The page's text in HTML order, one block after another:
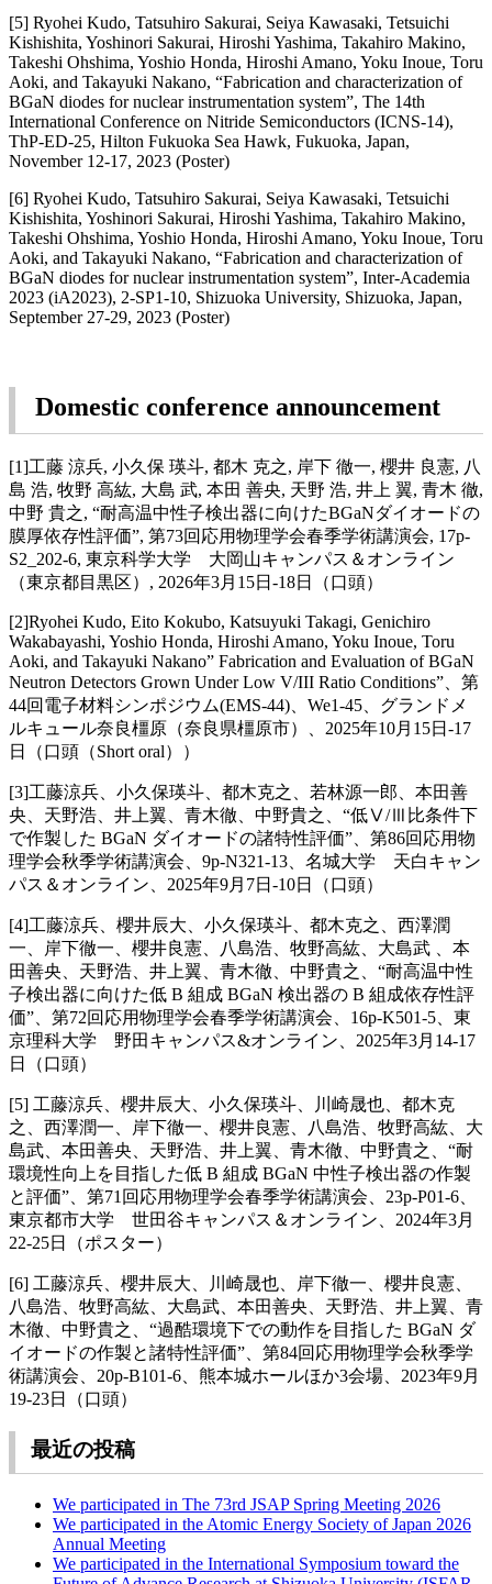
[5] Ryohei Kudo, Tatsuhiro Sakurai, Seiya Kawasaki, Tetsuichi
Kishishita, Yoshinori Sakurai, Hiroshi Yashima, Takahiro Makino,
Takeshi Ohshima, Yoshio Honda, Hiroshi Amano, Yoku Inoue, Toru
Aoki, and Takayuki Nakano, “Fabrication and characterization of
BGaN diodes for nuclear instrumentation system”, The 14th
International Conference on Nitride Semiconductors (ICNS-14),
ThP-ED-25, Hilton Fukuoka Sea Hawk, Fukuoka, Japan,
November 12-17, 2023 (Poster)
[6] Ryohei Kudo, Tatsuhiro Sakurai, Seiya Kawasaki, Tetsuichi
Kishishita, Yoshinori Sakurai, Hiroshi Yashima, Takahiro Makino,
Takeshi Ohshima, Yoshio Honda, Hiroshi Amano, Yoku Inoue, Toru
Aoki, and Takayuki Nakano, “Fabrication and characterization of
BGaN diodes for nuclear instrumentation system”, Inter-Academia
2023 (iA2023), 2-SP1-10, Shizuoka University, Shizuoka, Japan,
September 27-29, 2023 (Poster)
Domestic conference announcement
[1]工藤 涼兵, 小久保 瑛斗, 都木 克之, 岸下 徹一, 櫻井 良憲, 八
島 浩, 牧野 高紘, 大島 武, 本田 善央, 天野 浩, 井上 翼, 青木 徹,
中野 貴之, “耐高温中性子検出器に向けたBGaNダイオードの
膜厚依存性評価”, 第73回応用物理学会春季学術講演会, 17p-
S2_202-6, 東京科学大学 大岡山キャンパス＆オンライン
（東京都目黒区）, 2026年3月15日-18日（口頭）
[2]Ryohei Kudo, Eito Kokubo, Katsuyuki Takagi, Genichiro
Wakabayashi, Yoshio Honda, Hiroshi Amano, Yoku Inoue, Toru
Aoki, and Takayuki Nakano” Fabrication and Evaluation of BGaN
Neutron Detectors Grown Under Low V/III Ratio Conditions”、第
44回電子材料シンポジウム(EMS-44)、We1-45、グランドメ
ルキュール奈良橿原（奈良県橿原市）、2025年10月15日-17
日（口頭（Short oral））
[3]工藤涼兵、小久保瑛斗、都木克之、若林源一郎、本田善
央、天野浩、井上翼、青木徹、中野貴之、“低Ⅴ/Ⅲ比条件下
で作製した BGaN ダイオードの諸特性評価”、第86回応用物
理学会秋季学術講演会、9p-N321-13、名城大学 天白キャン
パス＆オンライン、2025年9月7日-10日（口頭）
[4]工藤涼兵、櫻井辰大、小久保瑛斗、都木克之、西澤潤
一、岸下徹一、櫻井良憲、八島浩、牧野高紘、大島武 、本
田善央、天野浩、井上翼、青木徹、中野貴之、“耐高温中性
子検出器に向けた低 B 組成 BGaN 検出器の B 組成依存性評
価”、第72回応用物理学会春季学術講演会、16p-K501-5、東
京理科大学 野田キャンパス&オンライン、2025年3月14-17
日（口頭）
[5] 工藤涼兵、櫻井辰大、小久保瑛斗、川崎晟也、都木克
之、西澤潤一、岸下徹一、櫻井良憲、八島浩、牧野高紘、大
島武、本田善央、天野浩、井上翼、青木徹、中野貴之、“耐
環境性向上を目指した低 B 組成 BGaN 中性子検出器の作製
と評価”、第71回応用物理学会春季学術講演会、23p-P01-6、
東京都市大学 世田谷キャンパス＆オンライン、2024年3月
22-25日（ポスター）
[6] 工藤涼兵、櫻井辰大、川崎晟也、岸下徹一、櫻井良憲、
八島浩、牧野高紘、大島武、本田善央、天野浩、井上翼、青
木徹、中野貴之、“過酷環境下での動作を目指した BGaN ダ
イオードの作製と諸特性評価”、第84回応用物理学会秋季学
術講演会、20p-B101-6、熊本城ホールほか3会場、2023年9月
19-23日（口頭）
最近の投稿
We participated in The 73rd JSAP Spring Meeting 2026
We participated in the Atomic Energy Society of Japan 2026
Annual Meeting
We participated in the International Symposium toward the